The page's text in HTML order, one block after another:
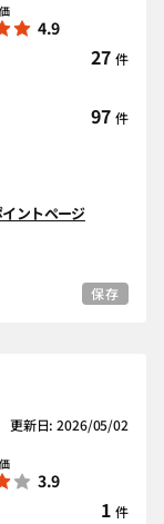
4.9
27 件
97 件
ントページ
保存
更新日: 2026/05/02
3.9
1 件